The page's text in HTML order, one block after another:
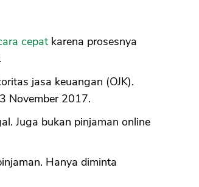
cepat karena prosesnya
jasa keuangan (OJK).
November 2017.
Juga bukan pinjaman online
Hanya diminta
CANCEL